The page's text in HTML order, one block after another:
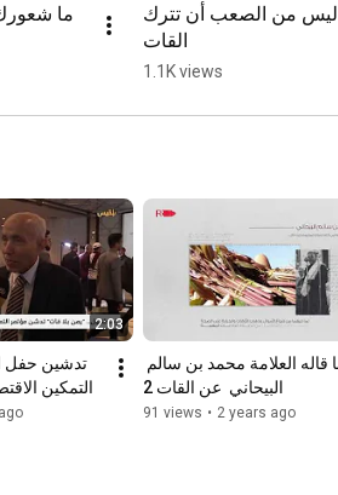
ما
ليس من الصعب أن تترك
القات
1.1K views
2:03
التمكين
البيحاني  عن القات 2
91 views • 2 years ago